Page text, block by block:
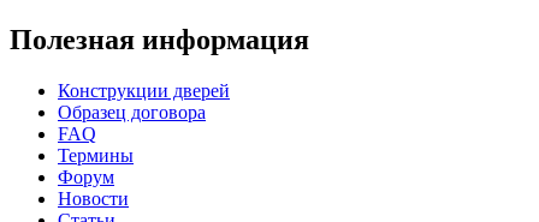
Полезная информация
Конструкции дверей
Образец договора
FAQ
Термины
Форум
Новости